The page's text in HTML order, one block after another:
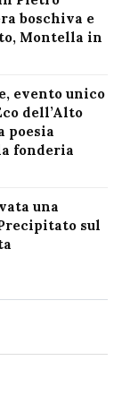
boschiva e
Montella in
evento unico
dell’Alto
poesia
fonderia
una
sul